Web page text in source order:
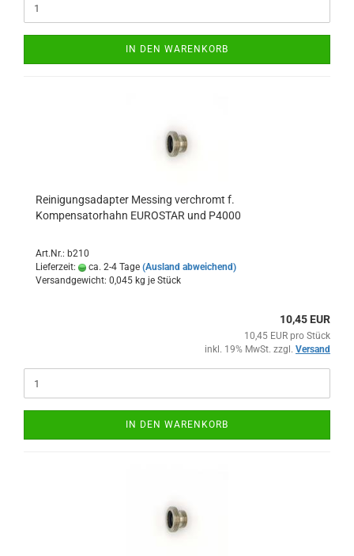
IN DEN WARENKORB
Reinigungsadapter Messing verchromt f.
Kompensatorhahn EUROSTAR und P4000
Art.Nr.: b210
Lieferzeit:
ca. 2-4 Tage (Ausland abweichend)
Versandgewicht: 0,045 kg je Stück
10,45 EUR
10,45 EUR pro Stück
inkl. 19% MwSt. zzgl. Versand
IN DEN WARENKORB